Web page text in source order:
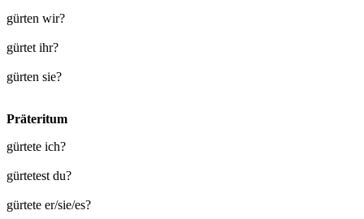
gürten wir?
gürtet ihr?
gürten sie?
Präteritum
gürtete ich?
gürtetest du?
gürtete er/sie/es?